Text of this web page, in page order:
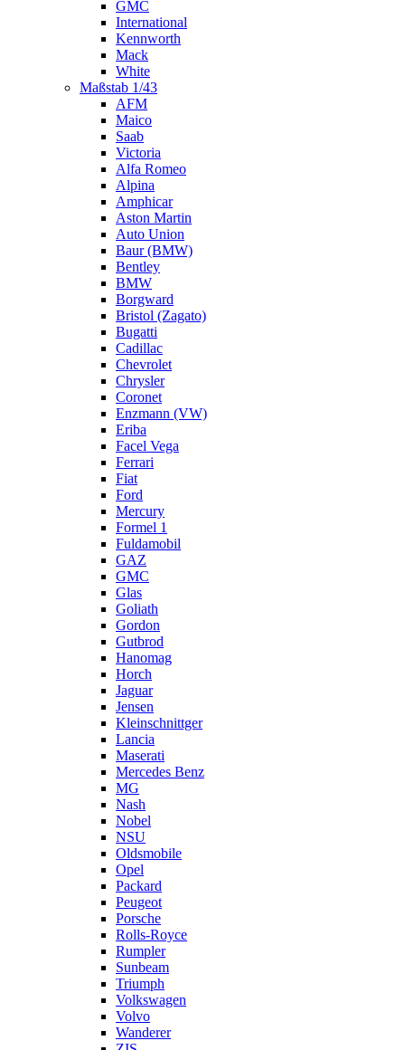
GMC
International
Kennworth
Mack
White
Maßstab 1/43
AFM
Maico
Saab
Victoria
Alfa Romeo
Alpina
Amphicar
Aston Martin
Auto Union
Baur (BMW)
Bentley
BMW
Borgward
Bristol (Zagato)
Bugatti
Cadillac
Chevrolet
Chrysler
Coronet
Enzmann (VW)
Eriba
Facel Vega
Ferrari
Fiat
Ford
Mercury
Formel 1
Fuldamobil
GAZ
GMC
Glas
Goliath
Gordon
Gutbrod
Hanomag
Horch
Jaguar
Jensen
Kleinschnittger
Lancia
Maserati
Mercedes Benz
MG
Nash
Nobel
NSU
Oldsmobile
Opel
Packard
Peugeot
Porsche
Rolls-Royce
Rumpler
Sunbeam
Triumph
Volkswagen
Volvo
Wanderer